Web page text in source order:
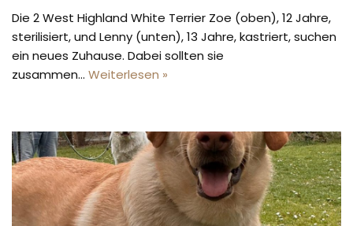
Die 2 West Highland White Terrier Zoe (oben), 12 Jahre,
sterilisiert, und Lenny (unten), 13 Jahre, kastriert, suchen
ein neues Zuhause. Dabei sollten sie
zusammen… Weiterlesen »